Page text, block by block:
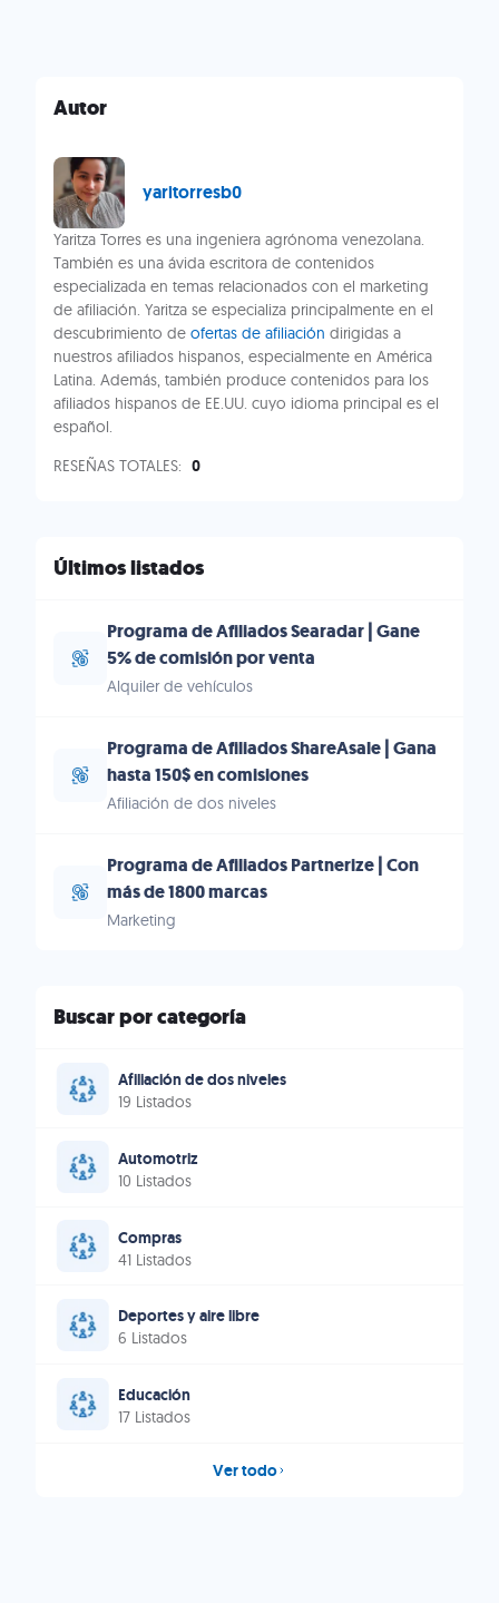
Autor
yaritorresb0
Yaritza Torres es una ingeniera agrónoma venezolana.
También es una ávida escritora de contenidos
especializada en temas relacionados con el marketing
de afiliación. Yaritza se especializa principalmente en el
descubrimiento de ofertas de afiliación dirigidas a
nuestros afiliados hispanos, especialmente en América
Latina. Además, también produce contenidos para los
afiliados hispanos de EE.UU. cuyo idioma principal es el
español.
RESEÑAS TOTALES: 0
Últimos listados
Programa de Afiliados Searadar | Gane
5% de comisión por venta
Alquiler de vehículos
Programa de Afiliados ShareAsale | Gana
hasta 150$ en comisiones
Afiliación de dos niveles
Programa de Afiliados Partnerize | Con
más de 1800 marcas
Marketing
Buscar por categoría
Afiliación de dos niveles
19 Listados
Automotriz
10 Listados
Compras
41 Listados
Deportes y aire libre
6 Listados
Educación
17 Listados
Ver todo